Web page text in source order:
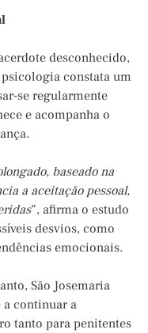
desconhecido,
constata um
se regularmente
e acompanha o
baseado na
a aceitação pessoal,
”, afirma o estudo
desvios, como
emocionais.
São Josemaria
continuar a
tanto para penitentes